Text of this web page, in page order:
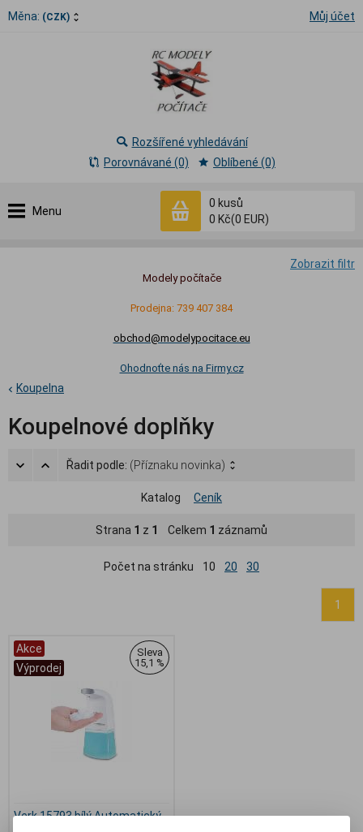
Měna: (CZK) Můj účet
Menu
0 kusů
0 Kč(0 EUR)
Rozšířené vyhledávání
Porovnávané (0)
Oblíbené (0)
Zobrazit filtr
Modely počítače
Prodejna: 739 407 384
obchod@modelypocitace.eu
Ohodnoťte nás na Firmy.cz
Koupelna
Koupelnové doplňky
Řadit podle: (Příznaku novinka)
Katalog Ceník
Strana 1 z 1 Celkem 1 záznamů
Počet na stránku 10 20 30
1
Akce
Výprodej
Sleva
15,1 %
Verk 15793 bílý Automatický